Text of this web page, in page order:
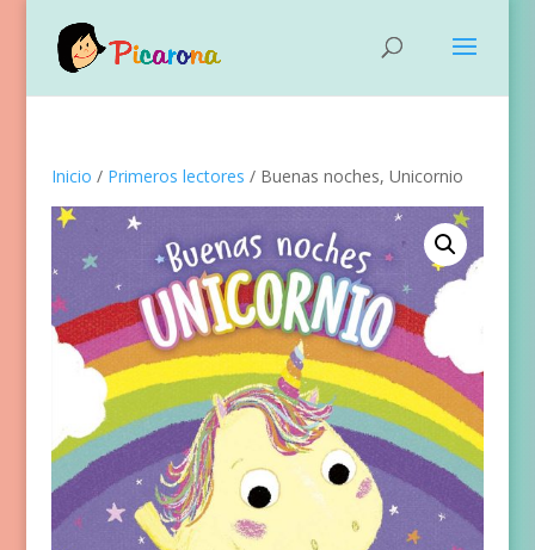
Inicio / Primeros lectores / Buenas noches, Unicornio